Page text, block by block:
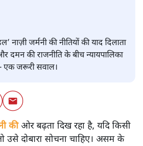
नाज़ी जर्मनी की नीतियों की याद दिलाता
दमन की राजनीति के बीच न्यायपालिका
एक जरूरी सवाल।
कीओर बढ़ता दिख रहा है, यदि किसी
उसे दोबारा सोचना चाहिए। असम के